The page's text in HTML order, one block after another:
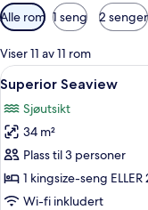
Tilgjengelige
filtre
for
rom
Alle rom 1 seng 2 senger
Viser 11 av 11 rom
Åpne
alle
bildene
av
Superior
Seaview
8
Superior Seaview
Sjøutsikt
34 m²
Plass til 3 personer
1 kingsize-seng
Wi-fi inkludert